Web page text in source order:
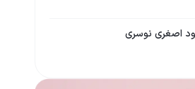
اصغری نوسری